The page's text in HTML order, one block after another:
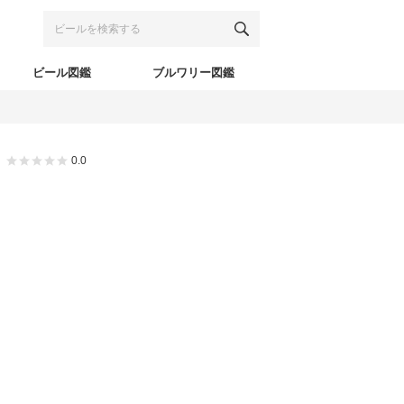
ビール図鑑 ブルワリー図鑑
0.0